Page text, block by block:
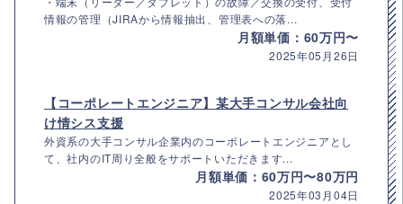
情報の管理（JIRAから情報抽出、管理表への落...
月額単価：60万円〜
2025年05月26日
【コーポレートエンジニア】某大手コンサル会社向
け情シス支援
外資系の大手コンサル企業内のコーポレートエンジニアとし
て、社内のIT周り全般をサポートいただきます...
月額単価：60万円〜80万円
2025年03月04日